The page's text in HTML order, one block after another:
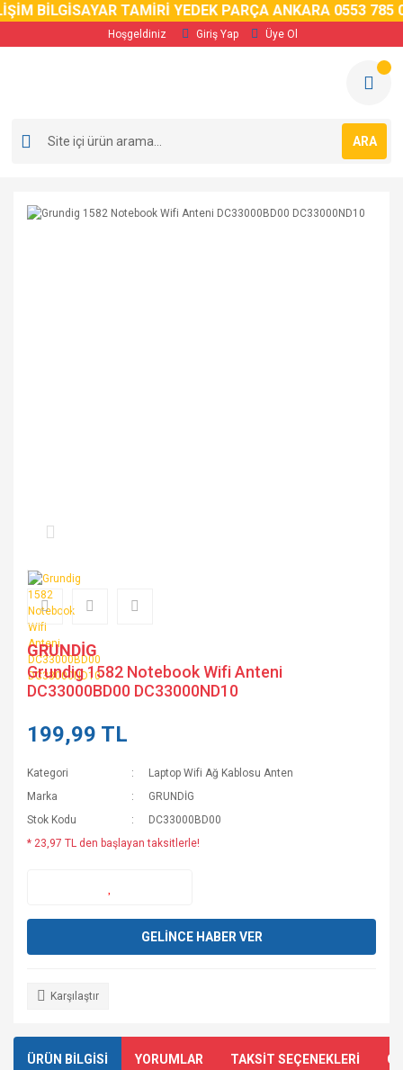
BİLGİSAYAR TAMİRİ YEDEK PARÇA ANKARA 0553 785 02
Hoşgeldiniz Giriş Yap Üye Ol
ARA
GRUNDİG
Grundig 1582 Notebook Wifi Anteni
DC33000BD00 DC33000ND10
199,99 TL
Kategori
Laptop Wifi Ağ Kablosu Anten
Marka
GRUNDİG
Stok Kodu
DC33000BD00
* 23,97 TL den başlayan taksitlerle!
GELİNCE HABER VER
Karşılaştır
ÜRÜN BİLGİSİ YORUMLAR TAKSİT SEÇENEKLERİ